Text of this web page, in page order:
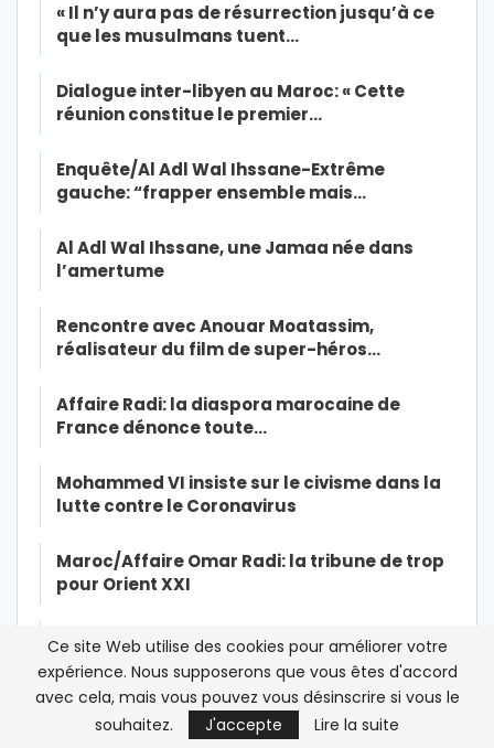
« Il n’y aura pas de résurrection jusqu’à ce
que les musulmans tuent…
Dialogue inter-libyen au Maroc: « Cette
réunion constitue le premier…
Enquête/Al Adl Wal Ihssane-Extrême
gauche: “frapper ensemble mais…
Al Adl Wal Ihssane, une Jamaa née dans
l’amertume
Rencontre avec Anouar Moatassim,
réalisateur du film de super-héros…
Affaire Radi: la diaspora marocaine de
France dénonce toute…
Mohammed VI insiste sur le civisme dans la
lutte contre le Coronavirus
Maroc/Affaire Omar Radi: la tribune de trop
pour Orient XXI
Affaire Radi/Viol: « Je sentais son odeur
d’alcool, sa…
Qui a encore peur de Human Rights Watch ?
Ce site Web utilise des cookies pour améliorer votre
expérience. Nous supposerons que vous êtes d'accord
avec cela, mais vous pouvez vous désinscrire si vous le
souhaitez.
J'accepte Lire la suite